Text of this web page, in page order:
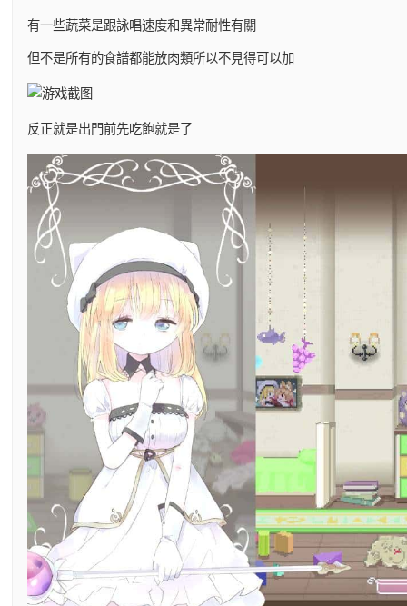
有一些蔬菜是跟詠唱速度和異常耐性有關
但不是所有的食譜都能放肉類所以不見得可以加
反正就是出門前先吃飽就是了